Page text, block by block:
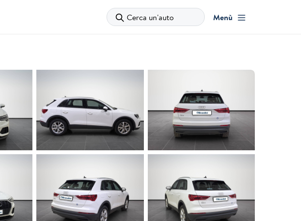
Cerca un'auto Menù